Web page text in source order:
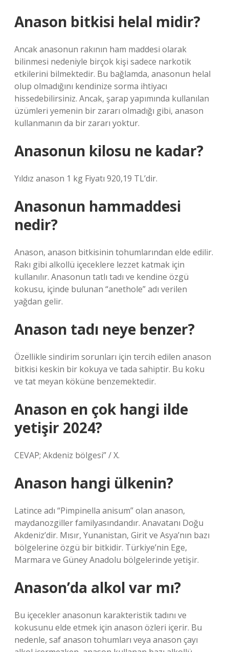
Anason bitkisi helal midir?
Ancak anasonun rakının ham maddesi olarak
bilinmesi nedeniyle birçok kişi sadece narkotik
etkilerini bilmektedir. Bu bağlamda, anasonun helal
olup olmadığını kendinize sorma ihtiyacı
hissedebilirsiniz. Ancak, şarap yapımında kullanılan
üzümleri yemenin bir zararı olmadığı gibi, anason
kullanmanın da bir zararı yoktur.
Anasonun kilosu ne kadar?
Yıldız anason 1 kg Fiyatı 920,19 TL’dir.
Anasonun hammaddesi
nedir?
Anason, anason bitkisinin tohumlarından elde edilir.
Rakı gibi alkollü içeceklere lezzet katmak için
kullanılır. Anasonun tatlı tadı ve kendine özgü
kokusu, içinde bulunan “anethole” adı verilen
yağdan gelir.
Anason tadı neye benzer?
Özellikle sindirim sorunları için tercih edilen anason
bitkisi keskin bir kokuya ve tada sahiptir. Bu koku
ve tat meyan köküne benzemektedir.
Anason en çok hangi ilde
yetişir 2024?
CEVAP; Akdeniz bölgesi” / X.
Anason hangi ülkenin?
Latince adı “Pimpinella anisum” olan anason,
maydanozgiller familyasındandır. Anavatanı Doğu
Akdeniz’dir. Mısır, Yunanistan, Girit ve Asya’nın bazı
bölgelerine özgü bir bitkidir. Türkiye’nin Ege,
Marmara ve Güney Anadolu bölgelerinde yetişir.
Anason’da alkol var mı?
Bu içecekler anasonun karakteristik tadını ve
kokusunu elde etmek için anason özleri içerir. Bu
nedenle, saf anason tohumları veya anason çayı